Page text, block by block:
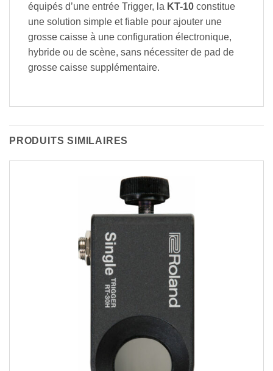
équipés d’une entrée Trigger, la KT-10 constitue
une solution simple et fiable pour ajouter une
grosse caisse à une configuration électronique,
hybride ou de scène, sans nécessiter de pad de
grosse caisse supplémentaire.
PRODUITS SIMILAIRES